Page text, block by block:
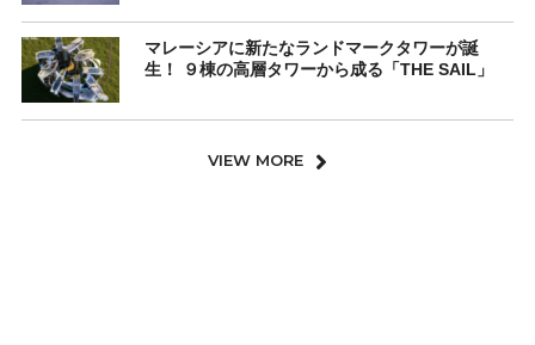
マレーシアに新たなランドマークタワーが誕
生！ ９棟の高層タワーから成る「THE SAIL」
VIEW MORE